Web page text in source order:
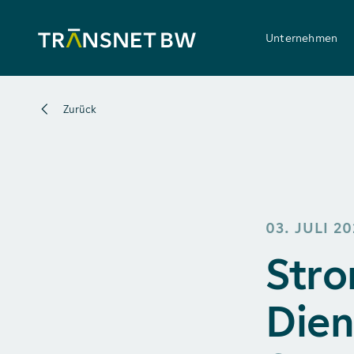
Unternehmen
Zurück
03. JULI